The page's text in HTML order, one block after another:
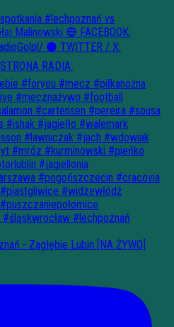
- Zagłębie Lubin [NA ŻYWO]